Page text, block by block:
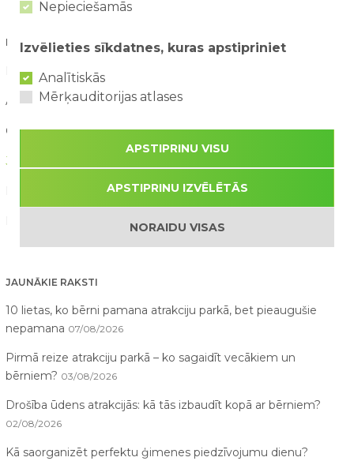
RAKSTU KATEGORIJAS
Blogs (16)
Aktuāli (90)
Galerija (11)
Jaunumi (160)
JAUNĀKIE RAKSTI
10 lietas, ko bērni pamana atrakciju parkā, bet pieaugušie
nepamana 07/08/2026
Pirmā reize atrakciju parkā – ko sagaidīt vecākiem un
bērniem? 03/08/2026
Drošība ūdens atrakcijās: kā tās izbaudīt kopā ar bērniem?
02/08/2026
Kā saorganizēt perfektu ģimenes piedzīvojumu dienu?
Nepieciešamās
Izvēlieties sīkdatnes, kuras apstipriniet
Analītiskās
Mērķauditorijas atlases
APSTIPRINU VISU
APSTIPRINU IZVĒLĒTĀS
NORAIDU VISAS